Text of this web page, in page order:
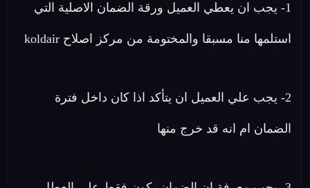
1- يجب ان يعطي العميل ورقة الضمان الاصلية التي
استلمها منا مسبقا والمختومة من مركز اصلاح koldair
2- يجب علي العميل ان يتأكد اذا كان داخل فترة
الضمان ام انه قد خرج منها